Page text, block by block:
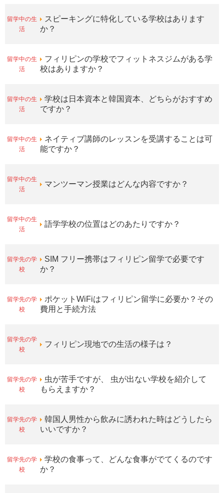
留学中の生
活
スピーキングに特化している学校はあります
か？
留学中の生
活
フィリピンの学校でフィットネスジムがある学
校はありますか？
留学中の生
活
学校は日本資本と韓国資本、どちらがおすすめ
ですか？
留学中の生
活
ネイティブ講師のレッスンを受講することは可
能ですか？
留学中の生
活
マンツーマン授業はどんな内容ですか？
留学中の生
活
語学学校の位置はどのあたりですか？
留学先の学
校
SIM フリー携帯はフィリピン留学で必要です
か？
留学先の学
校
ポケットWiFiはフィリピン留学に必要か？その
費用と手続方法
留学先の学
校
フィリピン現地での生活の様子は？
留学先の学
校
虫が苦手ですが、 虫が出ない学校を紹介して
もらえますか？
留学先の学
校
韓国人男性から飲みに誘われた時はどうしたら
いいですか？
留学先の学
校
学校の食事って、どんな食事がでてくるのです
か？